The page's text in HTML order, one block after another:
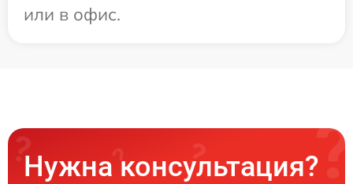
или в офис.
Нужна консультация?